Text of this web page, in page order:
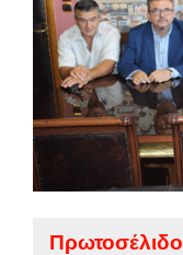
Πρωτοσέλιδο